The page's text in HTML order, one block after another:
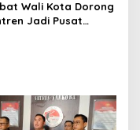
Wali Kota Dorong
Jadi Pusat